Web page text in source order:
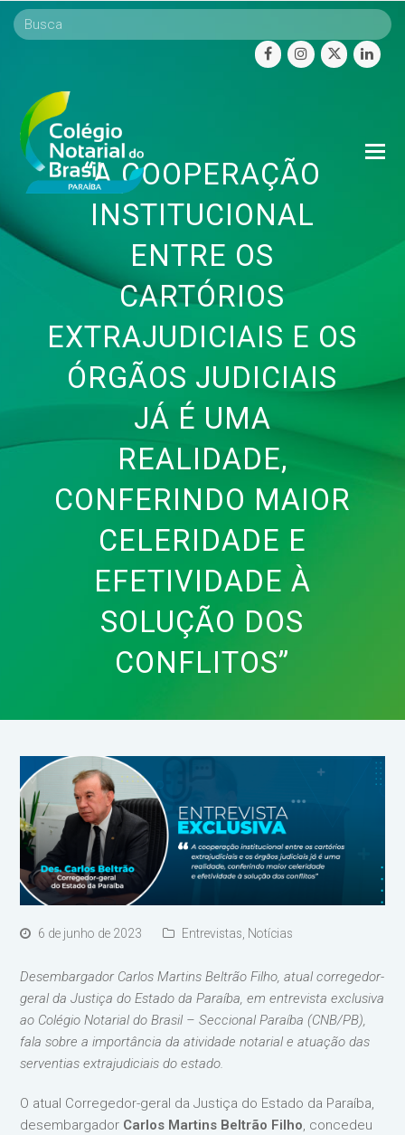
facebookinstagram
twitter
“A COOPERAÇÃO
INSTITUCIONAL
ENTRE OS
CARTÓRIOS
EXTRAJUDICIAIS E OS
ÓRGÃOS JUDICIAIS
JÁ É UMA
REALIDADE,
CONFERINDO MAIOR
CELERIDADE E
EFETIVIDADE À
SOLUÇÃO DOS
CONFLITOS”
6 de junho de 2023 Entrevistas, Notícias
Desembargador Carlos Martins Beltrão Filho, atual corregedor-
geral da Justiça do Estado da Paraíba, em entrevista exclusiva
ao Colégio Notarial do Brasil – Seccional Paraíba (CNB/PB),
fala sobre a importância da atividade notarial e atuação das
serventias extrajudiciais do estado.
O atual Corregedor-geral da Justiça do Estado da Paraíba,
desembargador Carlos Martins Beltrão Filho, concedeu